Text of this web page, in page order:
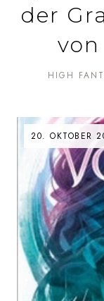
der
HIGH
20. OKTOBER